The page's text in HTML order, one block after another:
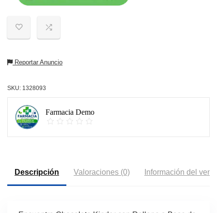
Reportar Anuncio
SKU: 1328093
Farmacia Demo
Descripción Valoraciones (0) Información del